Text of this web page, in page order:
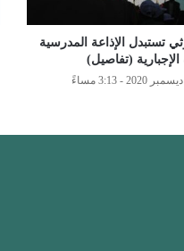
تستبدل الإذاعة المدرسية
الإجبارية (تفاصيل)